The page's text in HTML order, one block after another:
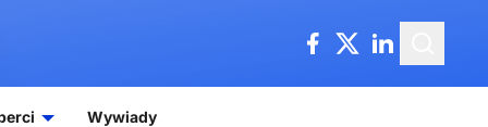
Wywiady